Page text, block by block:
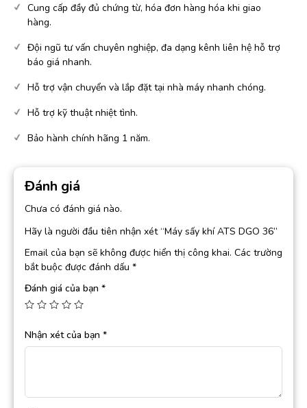
Cung cấp đầy đủ chứng từ, hóa đơn hàng hóa khi giao
hàng.
Đội ngũ tư vấn chuyên nghiệp, đa dạng kênh liên hệ hỗ trợ
báo giá nhanh.
Hỗ trợ vận chuyển và lắp đặt tại nhà máy nhanh chóng.
Hỗ trợ kỹ thuật nhiệt tình.
Bảo hành chính hãng 1 năm.
Đánh giá
Chưa có đánh giá nào.
Hãy là người đầu tiên nhận xét “Máy sấy khí ATS DGO 36”
Email của bạn sẽ không được hiển thị công khai. Các trường
bắt buộc được đánh dấu *
Đánh giá của bạn *
Nhận xét của bạn *